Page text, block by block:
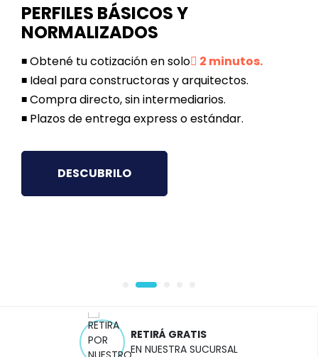
PERFILES BÁSICOS Y
NORMALIZADOS
Obtené tu cotización en solo
2 minutos.
Ideal para constructoras y arquitectos.
Compra directo, sin intermediarios.
Plazos de entrega express o estándar.
DESCUBRILO
RETIRÁ GRATIS
EN NUESTRA SUCURSAL